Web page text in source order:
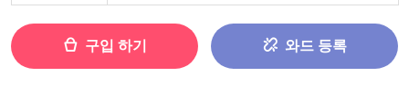
구입 하기 와드 등록